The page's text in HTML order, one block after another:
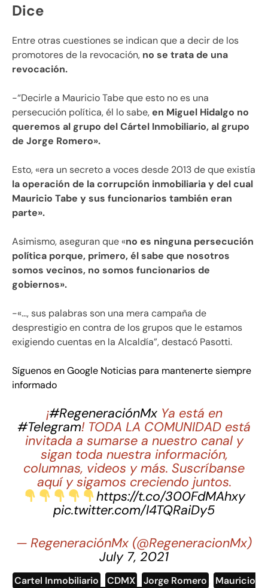
Dice
Entre otras cuestiones se indican que a decir de los
promotores de la revocación, no se trata de una
revocación.
-“Decirle a Mauricio Tabe que esto no es una
persecución política, él lo sabe,en Miguel Hidalgo no
queremos al grupo del Cártel Inmobiliario, al grupo
de Jorge Romero».
Esto, «era un secreto a voces desde 2013 de que existía
la operación de la corrupción inmobiliaria y del cual
Mauricio Tabe y sus funcionarios también eran
parte».
Asimismo, aseguran que «no es ninguna persecución
política porque, primero, él sabe que nosotros
somos vecinos, no somos funcionarios de
gobiernos».
-«…, sus palabras son una mera campaña de
desprestigio en contra de los grupos que le estamos
exigiendo cuentas en la Alcaldía”, destacó Pasotti.
Síguenos en Google Noticias para mantenerte siempre
informado
¡#RegeneraciónMxYa está en
#Telegram! TODA LA COMUNIDAD está
invitada a sumarse a nuestro canal y
sigan toda nuestra información,
columnas, videos y más. Suscríbanse
aquí y sigamos creciendo juntos.
https://t.co/300FdMAhxy
pic.twitter.com/I4TQRaiDy5
— RegeneraciónMx (@RegeneracionMx)
July 7, 2021
Cartel Inmobiliario CDMX Jorge Romero
Mauricio